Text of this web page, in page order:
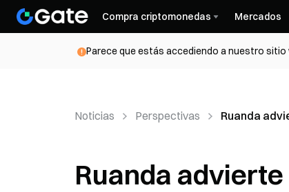
Compra criptomonedas Mercados
Parece que estás accediendo a nuestro sitio
Noticias Perspectivas Ruanda
Ruanda